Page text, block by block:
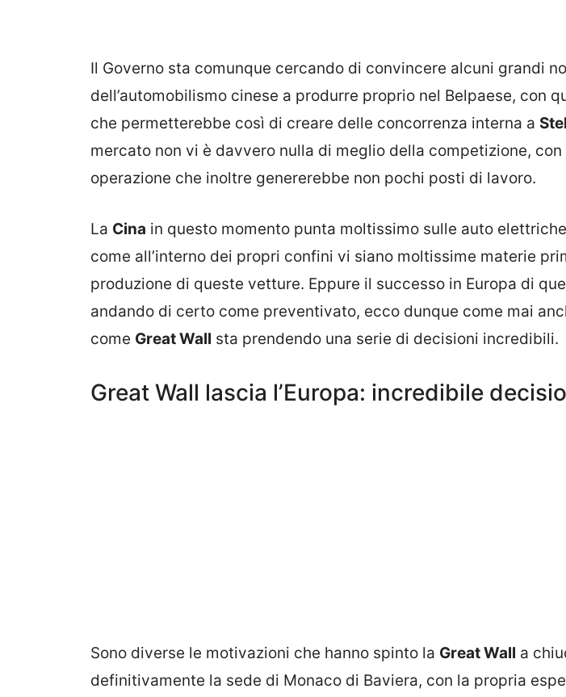
Il Governo sta comunque cercando di convincere alcuni grandi
dell’automobilismo cinese a produrre proprio nel Belpaese, con
che permetterebbe così di creare delle concorrenza interna a
mercato non vi è davvero nulla di meglio della competizione, con
operazione che inoltre genererebbe non pochi posti di lavoro.
La Cina in questo momento punta moltissimo sulle auto
come all’interno dei propri confini vi siano moltissime materie
produzione di queste vetture. Eppure il successo in Europa di
andando di certo come preventivato, ecco dunque come mai
come Great Wall sta prendendo una serie di decisioni incredibili.
Great Wall lascia l’Europa: incredibile
Sono diverse le motivazioni che hanno spinto la Great Wall a
definitivamente la sede di Monaco di Baviera, con la propria